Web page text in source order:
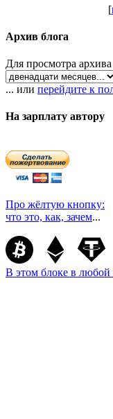
[
Архив блога
Для просмотра
... или перейдите к
На зарплату автору
Про жёлтую кнопку:
что это, как, зачем...
В этом блоке в любой